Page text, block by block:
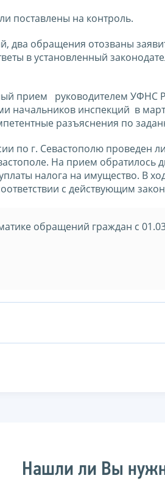
поставлены на контроль.
два обращения отозваны
в установленный
прием руководителем УФНС
начальников инспекций в
разъяснения по
по г. Севастополю
На прием обратилось
налога на имущество. В
с действующим
обращений граждан c
Нашли ли Вы